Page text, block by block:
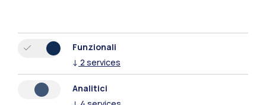
Residenze Frontiere
Funzionali
↓ 2 services
Analitici